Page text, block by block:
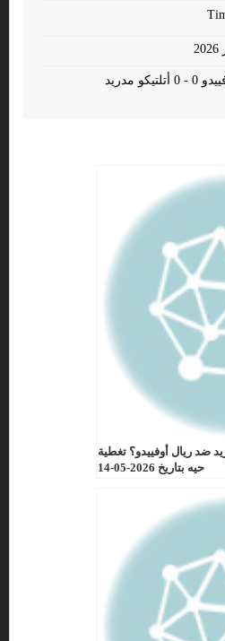
ضد ريال أوفييدو؟ تغطية
حيه بتاريخ 2026-05-14